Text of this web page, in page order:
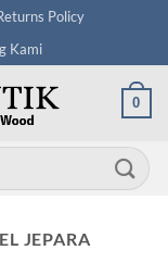
Policy
Kami
0
JEPARA